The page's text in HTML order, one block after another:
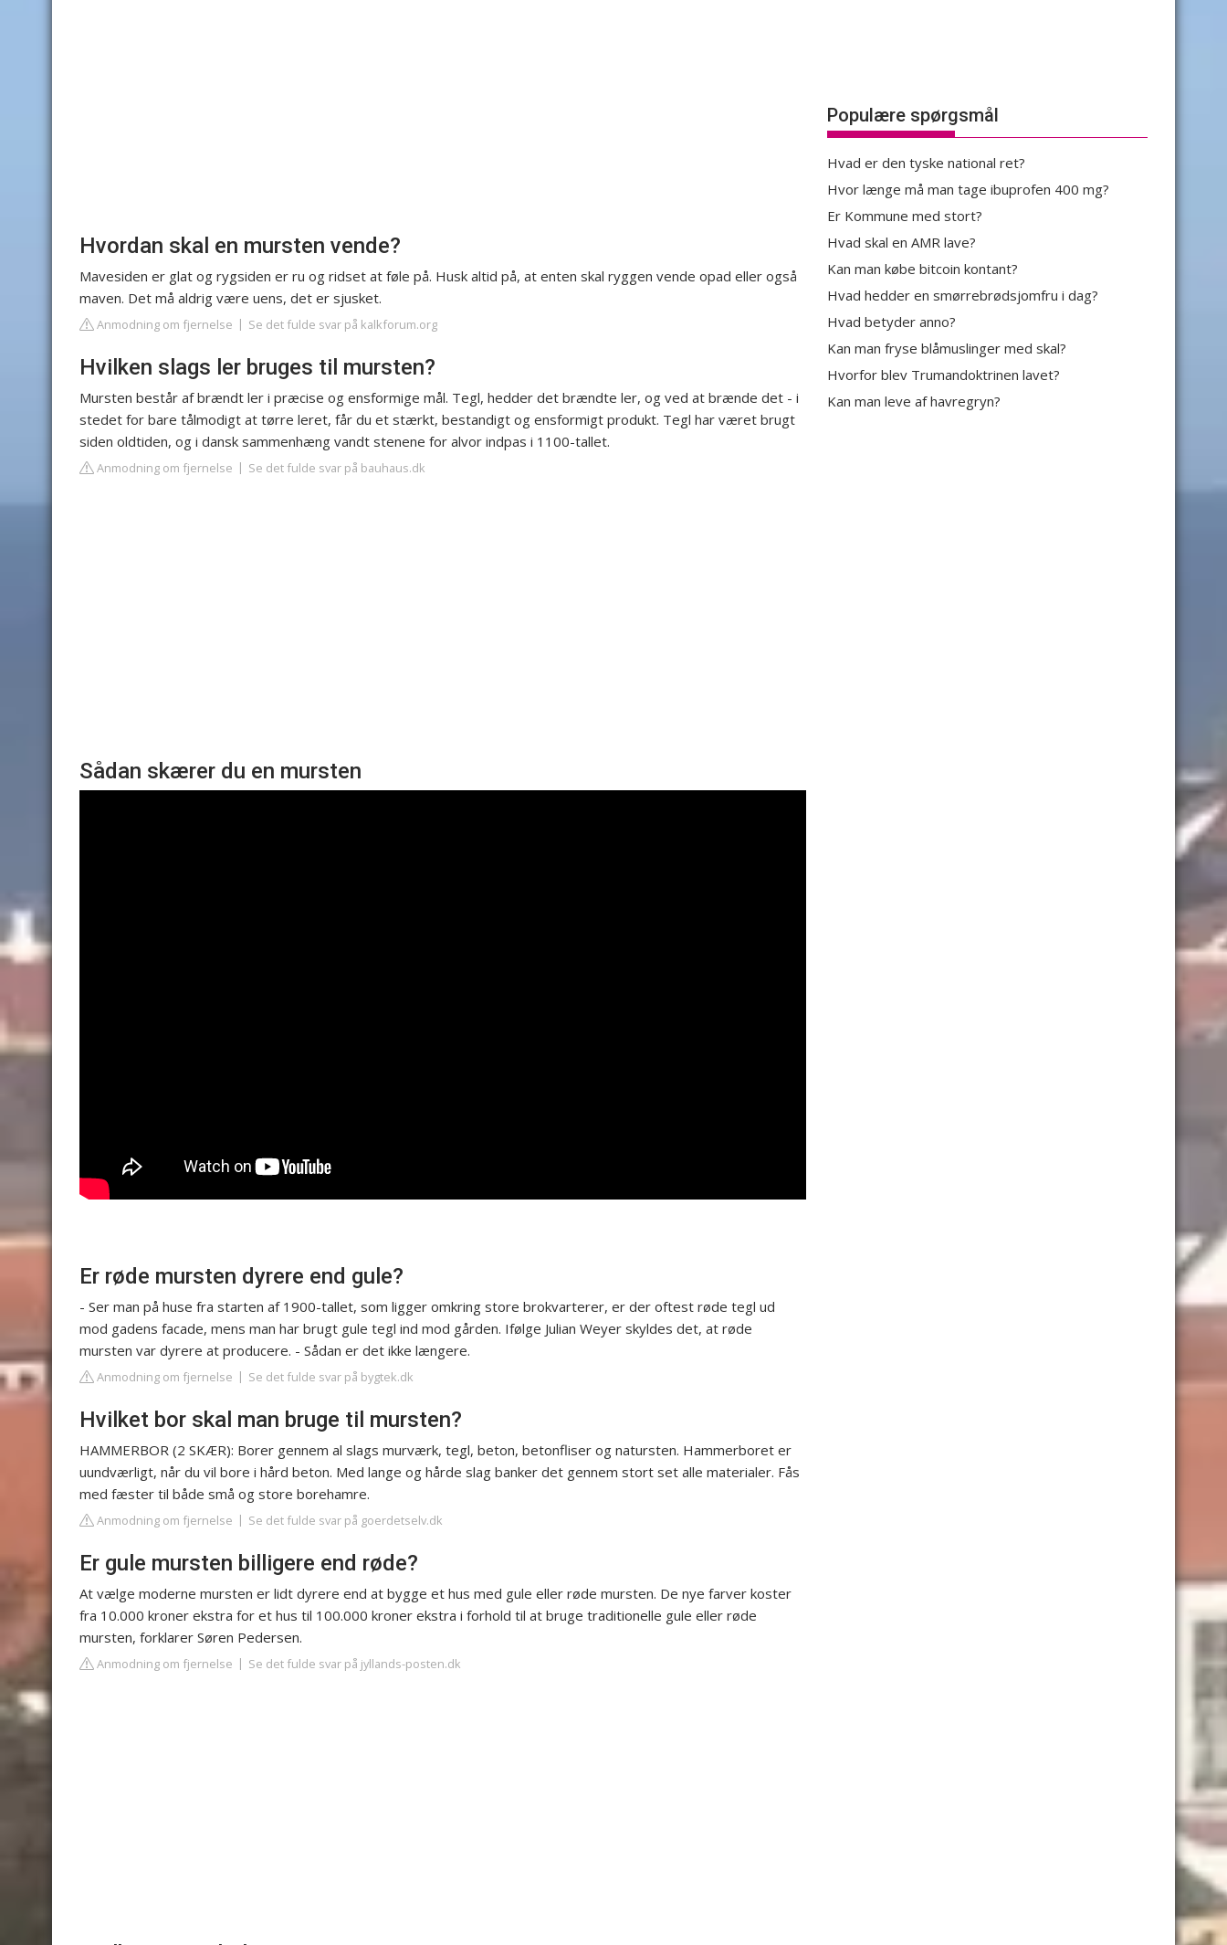
Hvordan skal en mursten vende?
Mavesiden er glat og rygsiden er ru og ridset at føle på. Husk altid på, at enten skal ryggen vende opad eller også
maven. Det må aldrig være uens, det er sjusket.
Anmodning om fjernelse Se det fulde svar på kalkforum.org
Hvilken slags ler bruges til mursten?
Mursten består af brændt ler i præcise og ensformige mål. Tegl, hedder det brændte ler, og ved at brænde det - i
stedet for bare tålmodigt at tørre leret, får du et stærkt, bestandigt og ensformigt produkt. Tegl har været brugt
siden oldtiden, og i dansk sammenhæng vandt stenene for alvor indpas i 1100-tallet.
Anmodning om fjernelse Se det fulde svar på bauhaus.dk
Sådan skærer du en mursten
Er røde mursten dyrere end gule?
- Ser man på huse fra starten af 1900-tallet, som ligger omkring store brokvarterer, er der oftest røde tegl ud
mod gadens facade, mens man har brugt gule tegl ind mod gården. Ifølge Julian Weyer skyldes det, at røde
mursten var dyrere at producere. - Sådan er det ikke længere.
Anmodning om fjernelse Se det fulde svar på bygtek.dk
Hvilket bor skal man bruge til mursten?
HAMMERBOR (2 SKÆR): Borer gennem al slags murværk, tegl, beton, betonfliser og natursten. Hammerboret er
uundværligt, når du vil bore i hård beton. Med lange og hårde slag banker det gennem stort set alle materialer. Fås
med fæster til både små og store borehamre.
Anmodning om fjernelse Se det fulde svar på goerdetselv.dk
Er gule mursten billigere end røde?
At vælge moderne mursten er lidt dyrere end at bygge et hus med gule eller røde mursten. De nye farver koster
fra 10.000 kroner ekstra for et hus til 100.000 kroner ekstra i forhold til at bruge traditionelle gule eller røde
mursten, forklarer Søren Pedersen.
Anmodning om fjernelse Se det fulde svar på jyllands-posten.dk
Populære spørgsmål
Hvad er den tyske national ret?
Hvor længe må man tage ibuprofen 400 mg?
Er Kommune med stort?
Hvad skal en AMR lave?
Kan man købe bitcoin kontant?
Hvad hedder en smørrebrødsjomfru i dag?
Hvad betyder anno?
Kan man fryse blåmuslinger med skal?
Hvorfor blev Trumandoktrinen lavet?
Kan man leve af havregryn?